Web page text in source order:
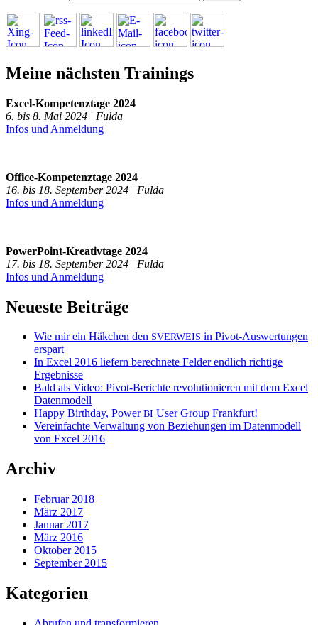
Meine nächsten Trainings
Excel-Kompetenztage 2024
6. bis 8. Mai 2024 | Fulda
Infos und Anmeldung
Office-Kompetenztage 2024
16. bis 18. September 2024 | Fulda
Infos und Anmeldung
PowerPoint-Kreativtage 2024
17. bis 18. September 2024 | Fulda
Infos und Anmeldung
Neueste Beiträge
Wie mir ein Häkchen den SVERWEIS in Pivot-Auswertungen
erspart
In Excel 2016 liefern berechnete Felder endlich richtige
Ergebnisse
Bald als Video: Pivot-Berichte revolutionieren mit dem Excel
Datenmodell
Happy Birthday, PowerBI User Group Frankfurt!
Vereinfachte Verwaltung von Beziehungen im Datenmodell
von Excel 2016
Archiv
Februar 2018
März 2017
Januar 2017
März 2016
Oktober 2015
September 2015
Kategorien